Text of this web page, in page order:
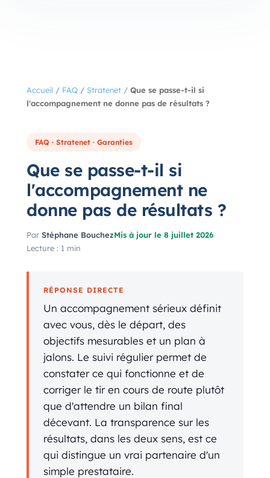
Accueil / FAQ / Stratenet / Que se passe-t-il si
l'accompagnement ne donne pas de résultats ?
FAQ · Stratenet · Garanties
Que se passe-t-il si
l'accompagnement ne
donne pas de résultats ?
Par Stéphane BouchezMis à jour le 8 juillet 2026
Lecture : 1 min
RÉPONSE DIRECTE
Un accompagnement sérieux définit
avec vous, dès le départ, des
objectifs mesurables et un plan à
jalons. Le suivi régulier permet de
constater ce qui fonctionne et de
corriger le tir en cours de route plutôt
que d'attendre un bilan final
décevant. La transparence sur les
résultats, dans les deux sens, est ce
qui distingue un vrai partenaire d'un
simple prestataire.